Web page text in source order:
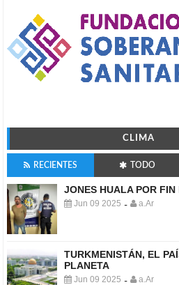
CLIMA
RECIENTES TODO
JONES HUALA POR FIN
Jun 09 2025 - a.Ar
TURKMENISTÁN, EL
PLANETA
Jun 09 2025 - a.Ar